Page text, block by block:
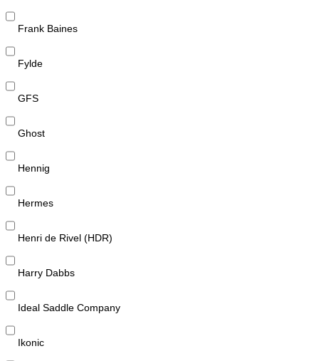
Frank Baines
Fylde
GFS
Ghost
Hennig
Hermes
Henri de Rivel (HDR)
Harry Dabbs
Ideal Saddle Company
Ikonic